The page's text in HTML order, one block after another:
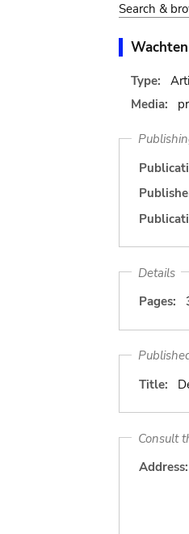
Search &
Type:
Media:
Details
Pages:
Title:
Consult
Address: